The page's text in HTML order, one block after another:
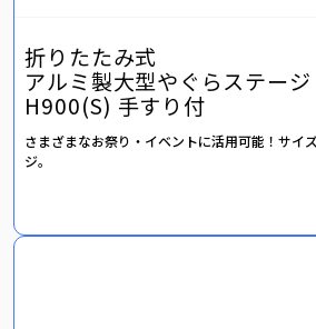
折りたたみ式
アルミ製大型やぐらステージ
H900(S) 手すり付
さまざまなお祭り・イベントに活用可能！サイ
ジ。